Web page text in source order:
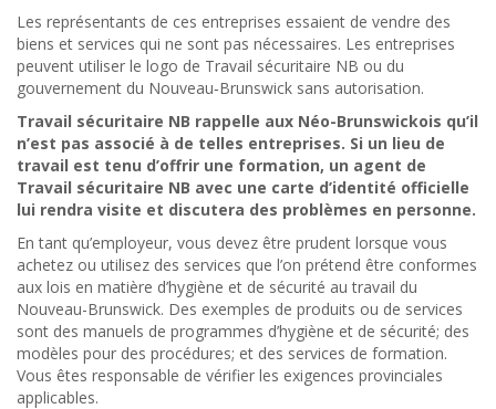
Les représentants de ces entreprises essaient de vendre des
biens et services qui ne sont pas nécessaires. Les entreprises
peuvent utiliser le logo de Travail sécuritaire NB ou du
gouvernement du Nouveau‑Brunswick sans autorisation.
Travail sécuritaire NB rappelle aux Néo-Brunswickois qu’il
n’est pas associé à de telles entreprises. Si un lieu de
travail est tenu d’offrir une formation, un agent de
Travail sécuritaire NB avec une carte d’identité officielle
lui rendra visite et discutera des problèmes en personne.
En tant qu’employeur, vous devez être prudent lorsque vous
achetez ou utilisez des services que l’on prétend être conformes
aux lois en matière d’hygiène et de sécurité au travail du
Nouveau-Brunswick. Des exemples de produits ou de services
sont des manuels de programmes d’hygiène et de sécurité; des
modèles pour des procédures; et des services de formation.
Vous êtes responsable de vérifier les exigences provinciales
applicables.